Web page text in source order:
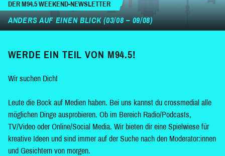
DER M94.5 WEEKEND-NEWSLETTER
ANDERS AUF EINEN BLICK (03/08 – 09/08)
WERDE EIN TEIL VON M94.5!
Wir suchen Dich!
Leute die Bock auf Medien haben. Bei uns kannst du crossmedial alle
möglichen Dinge ausprobieren. Ob im Bereich Radio/Podcasts,
TV/Video oder Online/Social Media. Wir bieten dir eine Spielwiese für
kreative Ideen und sind immer auf der Suche nach den Moderator:innen
und Gesichtern von morgen.